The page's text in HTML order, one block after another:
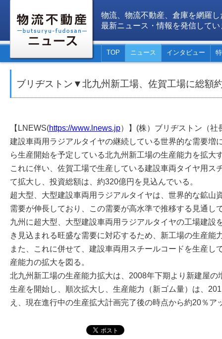
物流、物流不動産、倉庫を網羅し
最新ニュース・情報を発信してい
TOP ニュース インタビュー
ブリヂストン▼北九州新工場、佐賀工場に総額
【LNEWS(https://www.lnews.jp）】(株）ブリヂストン（
建設車両用ラジアルタイヤの継続している世界的な需要増
ら生産開始を予定している北九州新工場の生産能力を拡大
これに伴い、佐賀工場で生産している建設車両タイヤ用ス
て拡大し、投資総額は、約320億円を見込んでいる。
超大型、大型建設車両用ラジアルタイヤは、世界的な鉱山
需要が伸長しており、この需要が高水準で推移する見通し
九州に超大型、大型建設車両用ラジアルタイヤの工場建設
き見込まれる旺盛な需要に対応するため、新工場の生産能
また、これに併せて、建設車両用スチールコードを生産し
産能力の拡大を図る。
北九州新工場の生産能力拡大は、2008年下期より新建屋
生産を開始し、順次拡大し、生産能力（新ゴム量）は、
え、現在進行中の生産拡大計画完了後の時点から約20％ア